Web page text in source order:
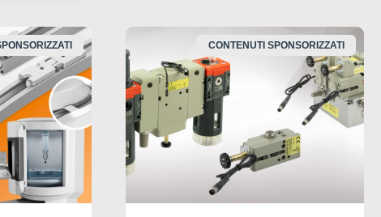
CONTENUTI SPONSORIZZATI